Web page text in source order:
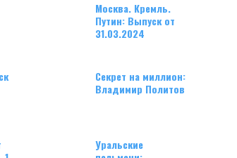
Москва. Кремль.
Путин: Выпуск от
31.03.2024
Секрет на миллион:
Владимир Политов
Уральские